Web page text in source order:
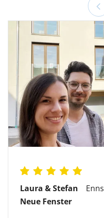
Laura & Stefan
Enns
Neue Fenster